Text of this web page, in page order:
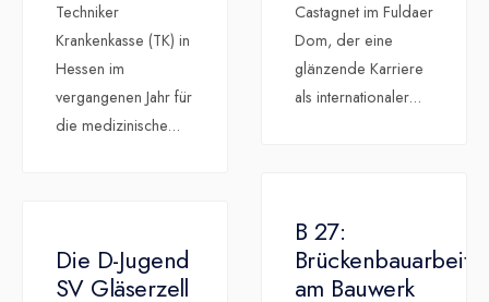
Castagnet im Fuldaer
Dom, der eine
glänzende Karriere
als internationaler...
Techniker
Krankenkasse (TK) in
Hessen im
vergangenen Jahr für
die medizinische...
B 27:
am Bauwerk
Die D-Jugend
SV Gläserzell